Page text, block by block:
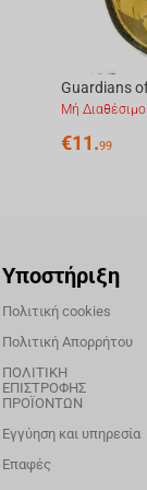
Μή Διαθέσιμο
€11.99
Υποστήριξη
Πολιτική cookies
Πολιτική Απορρήτου
ΠΟΛΙΤΙΚΗ
ΕΠΙΣΤΡΟΦΗΣ
ΠΡΟΪΟΝΤΩΝ
Εγγύηση και υπηρεσία
Επαφές